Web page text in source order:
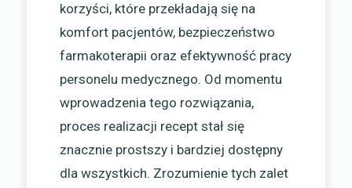
korzyści, które przekładają się na
komfort pacjentów, bezpieczeństwo
farmakoterapii oraz efektywność pracy
personelu medycznego. Od momentu
wprowadzenia tego rozwiązania,
proces realizacji recept stał się
znacznie prostszy i bardziej dostępny
dla wszystkich. Zrozumienie tych zalet